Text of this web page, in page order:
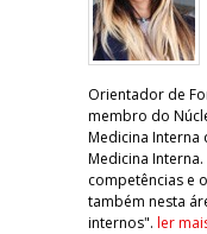
Orientador de
membro do
Medicina Interna
Medicina
competências e
também nesta
internos". ler